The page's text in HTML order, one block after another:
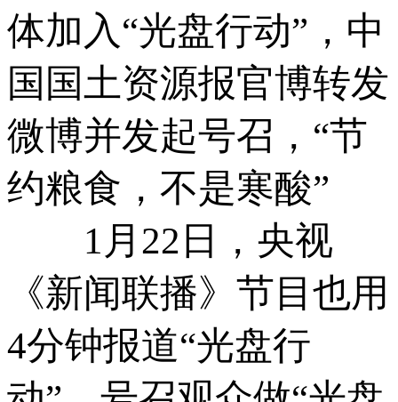
体加入“光盘行动”，中
国国土资源报官博转发
微博并发起号召，“节
约粮食，不是寒酸”
1月22日，央视
《新闻联播》节目也用
4分钟报道“光盘行